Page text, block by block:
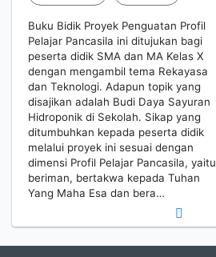
Buku Bidik Proyek Penguatan Profil
Pelajar Pancasila ini ditujukan bagi
peserta didik SMA dan MA Kelas X
dengan mengambil tema Rekayasa
dan Teknologi. Adapun topik yang
disajikan adalah Budi Daya Sayuran
Hidroponik di Sekolah. Sikap yang
ditumbuhkan kepada peserta didik
melalui proyek ini sesuai dengan
dimensi Profil Pelajar Pancasila, yaitu
beriman, bertakwa kepada Tuhan
Yang Maha Esa dan bera…